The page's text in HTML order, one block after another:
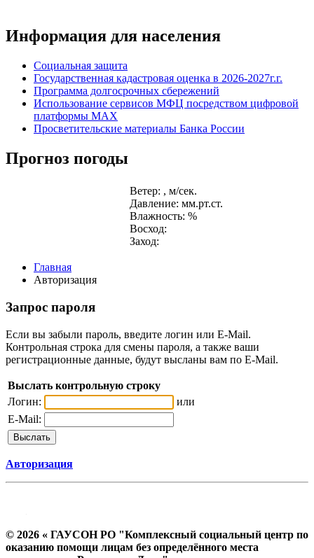
Информация для населения
Социальная защита
Государственная кадастровая оценка в 2026-2027г.г.
Программа долгосрочных сбережений
Использование сервисов МФЦ посредством цифровой
платформы MAX
Просветительские материалы Банка России
Прогноз погоды
Ветер: , м/сек.
Давление: мм.рт.ст.
Влажность: %
Восход:
Заход:
Главная
Авторизация
Запрос пароля
Если вы забыли пароль, введите логин или E-Mail.
Контрольная строка для смены пароля, а также ваши
регистрационные данные, будут высланы вам по E-Mail.
Выслать контрольную строку
Логин:
или
E-Mail:
Авторизация
© 2026 « ГАУСОН РО "Комплексный социальный центр по
оказанию помощи лицам без определённого места